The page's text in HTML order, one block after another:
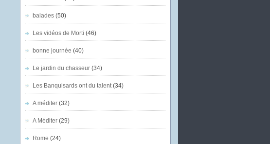
balades(50)
Les vidéos de Morti (46)
bonne journée (40)
Le jardin du chasseur(34)
Les Banquisards ont du talent(34)
A méditer(32)
A Méditer(29)
Rome (24)